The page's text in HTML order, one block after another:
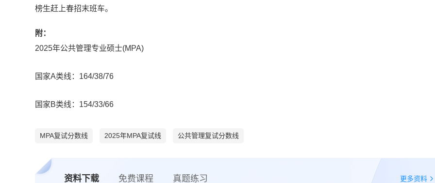
榜生赶上春招末班车。
附：
2025年公共管理专业硕士(MPA)
国家A类线：164/38/76
国家B类线：154/33/66
MPA复试分数线 2025年MPA复试线 公共管理复试分数线
资料下载 免费课程 真题练习 更多资料